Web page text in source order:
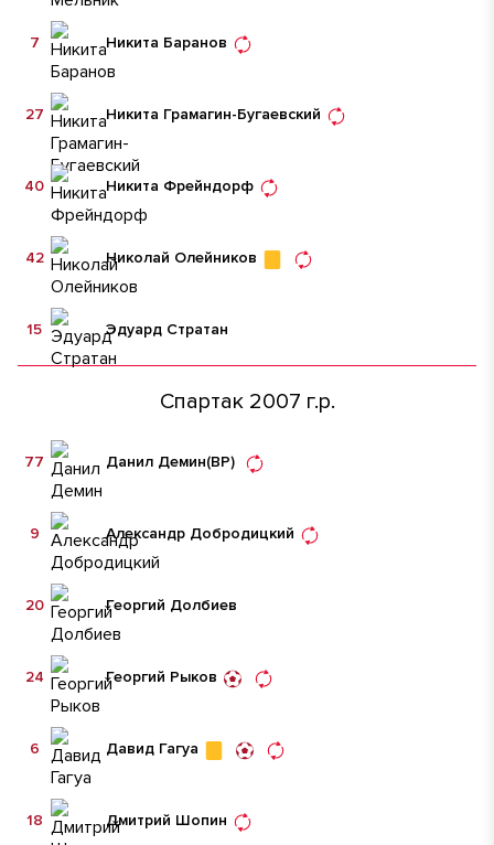
Никита Баранов
7
Никита Грамагин-Бугаевский
27
Никита Фрейндорф
40
Николай Олейников
42
Эдуард Стратан
15
Спартак 2007 г.р.
Данил Демин(ВР)
77
Александр Добродицкий
9
Георгий Долбиев
20
Георгий Рыков
24
Давид Гагуа
6
Дмитрий Шопин
18